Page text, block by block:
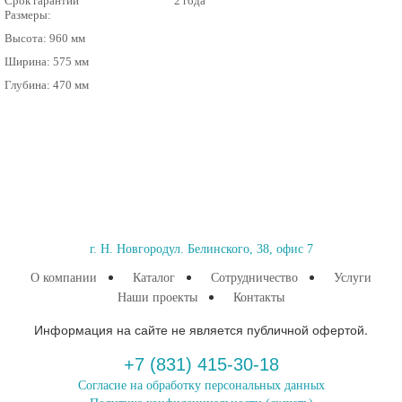
Размеры:
Высота: 960 мм
Ширина: 575 мм
Глубина: 470 мм
г. Н. Новгородул. Белинского, 38, офис 7
О компании Каталог Сотрудничество
Услуги
Наши проекты
Контакты
Информация на сайте не является публичной офертой.
+7 (831) 415-30-18
Согласие на обработку персональных данных